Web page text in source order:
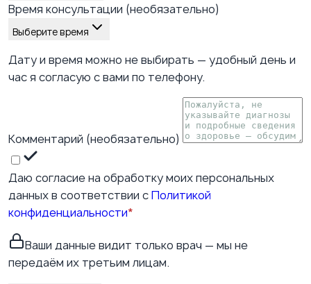
Время консультации (необязательно)
Выберите время
Дату и время можно не выбирать — удобный день и
час я согласую с вами по телефону.
Комментарий (необязательно)
Даю согласие на обработку моих персональных
данных в соответствии сПолитикой
конфиденциальности*
Ваши данные видит только врач — мы не
передаём их третьим лицам.